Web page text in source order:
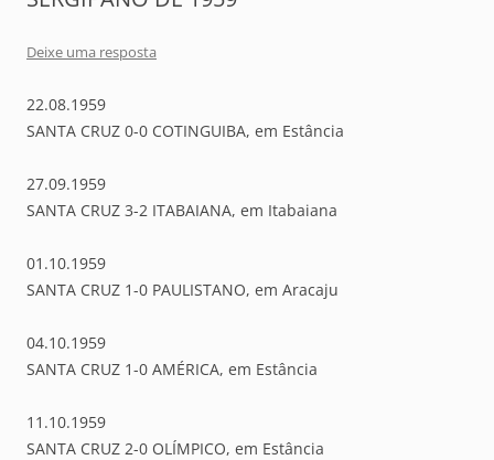
Deixe uma resposta
22.08.1959
SANTA CRUZ 0-0 COTINGUIBA, em Estância
27.09.1959
SANTA CRUZ 3-2 ITABAIANA, em Itabaiana
01.10.1959
SANTA CRUZ 1-0 PAULISTANO, em Aracaju
04.10.1959
SANTA CRUZ 1-0 AMÉRICA, em Estância
11.10.1959
SANTA CRUZ 2-0 OLÍMPICO, em Estância